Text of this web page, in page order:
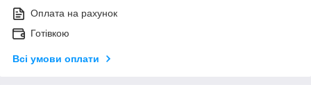
Оплата на рахунок
Готівкою
Всі умови оплати